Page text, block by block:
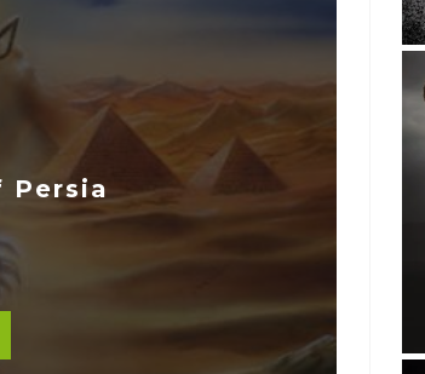
Persia